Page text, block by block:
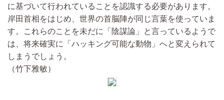
に基づいて行われていることを認識する必要があります。
岸田首相をはじめ、世界の首脳陣が同じ言葉を使っていま
す。これらのことを未だに「陰謀論」と言っているようで
は、将来確実に「ハッキング可能な動物」へと変えられて
しまうでしょう。
（竹下雅敏）